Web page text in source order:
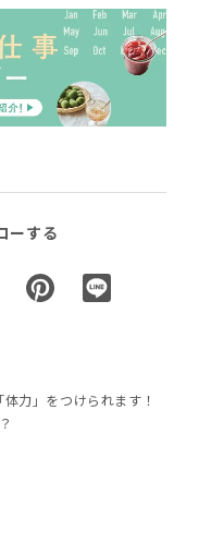
ーする
力」をつけられます！